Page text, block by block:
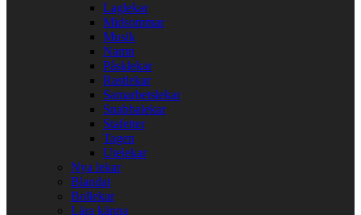
Laglekar
Midsommar
Musik
Namn
Påsklekar
Rastlekar
Samarbetslekar
Snabbalekar
Stafetter
Tagen
Utelekar
Nya lekar
Blandat
Bollekar
Lära känna